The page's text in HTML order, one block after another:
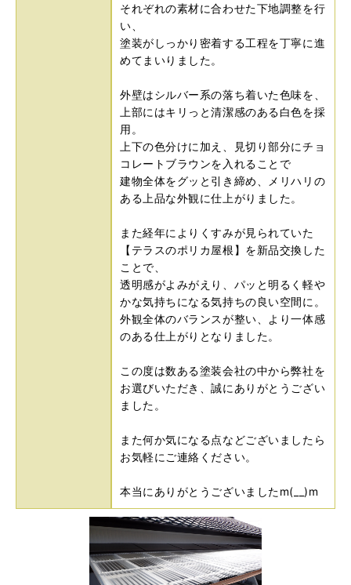
それぞれの素材に合わせた下地調整を行
い、
塗装がしっかり密着する工程を丁寧に進
めてまいりました。
外壁はシルバー系の落ち着いた色味を、
上部にはキリっと清潔感のある白色を採
用。
上下の色分けに加え、見切り部分にチョ
コレートブラウンを入れることで
建物全体をグッと引き締め、メリハリの
ある上品な外観に仕上がりました。
また経年によりくすみが見られていた
【テラスのポリカ屋根】を新品交換した
ことで、
透明感がよみがえり、パッと明るく軽や
かな気持ちになる気持ちの良い空間に。
外観全体のバランスが整い、より一体感
のある仕上がりとなりました。
この度は数ある塗装会社の中から弊社を
お選びいただき、誠にありがとうござい
ました。
また何か気になる点などございましたら
お気軽にご連絡ください。
本当にありがとうございましたm(__)m